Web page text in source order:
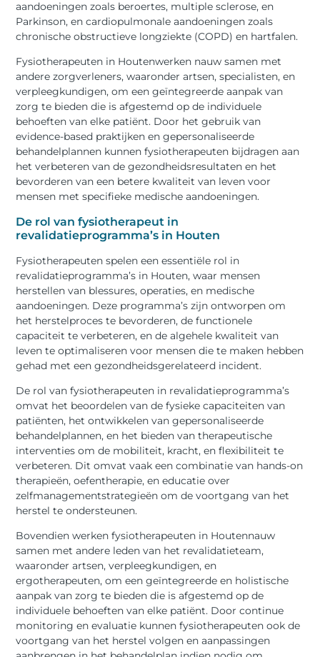
aandoeningen zoals beroertes, multiple sclerose, en
Parkinson, en cardiopulmonale aandoeningen zoals
chronische obstructieve longziekte (COPD) en hartfalen.
Fysiotherapeuten in Houtenwerken nauw samen met
andere zorgverleners, waaronder artsen, specialisten, en
verpleegkundigen, om een geïntegreerde aanpak van
zorg te bieden die is afgestemd op de individuele
behoeften van elke patiënt. Door het gebruik van
evidence-based praktijken en gepersonaliseerde
behandelplannen kunnen fysiotherapeuten bijdragen aan
het verbeteren van de gezondheidsresultaten en het
bevorderen van een betere kwaliteit van leven voor
mensen met specifieke medische aandoeningen.
De rol van fysiotherapeut in
revalidatieprogramma’s in Houten
Fysiotherapeuten spelen een essentiële rol in
revalidatieprogramma’s in Houten, waar mensen
herstellen van blessures, operaties, en medische
aandoeningen. Deze programma’s zijn ontworpen om
het herstelproces te bevorderen, de functionele
capaciteit te verbeteren, en de algehele kwaliteit van
leven te optimaliseren voor mensen die te maken hebben
gehad met een gezondheidsgerelateerd incident.
De rol van fysiotherapeuten in revalidatieprogramma’s
omvat het beoordelen van de fysieke capaciteiten van
patiënten, het ontwikkelen van gepersonaliseerde
behandelplannen, en het bieden van therapeutische
interventies om de mobiliteit, kracht, en flexibiliteit te
verbeteren. Dit omvat vaak een combinatie van hands-on
therapieën, oefentherapie, en educatie over
zelfmanagementstrategieën om de voortgang van het
herstel te ondersteunen.
Bovendien werken fysiotherapeuten in Houtennauw
samen met andere leden van het revalidatieteam,
waaronder artsen, verpleegkundigen, en
ergotherapeuten, om een geïntegreerde en holistische
aanpak van zorg te bieden die is afgestemd op de
individuele behoeften van elke patiënt. Door continue
monitoring en evaluatie kunnen fysiotherapeuten ook de
voortgang van het herstel volgen en aanpassingen